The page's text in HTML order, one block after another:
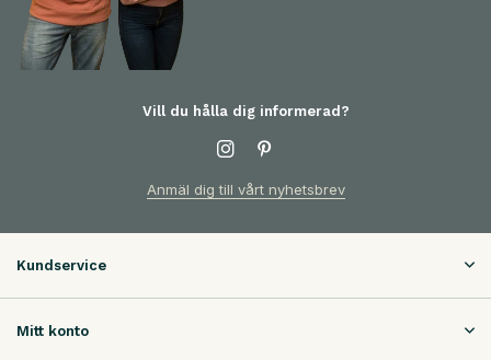
Vill du hålla dig informerad?
Anmäl dig till vårt nyhetsbrev
Kundservice
Mitt konto